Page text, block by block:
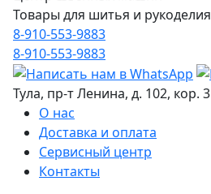
Товары для шитья и рукоделия
8-910-553-9883
8-910-553-9883
Тула, пр-т Ленина, д. 102, кор. 3
О нас
Доставка и оплата
Сервисный центр
Контакты